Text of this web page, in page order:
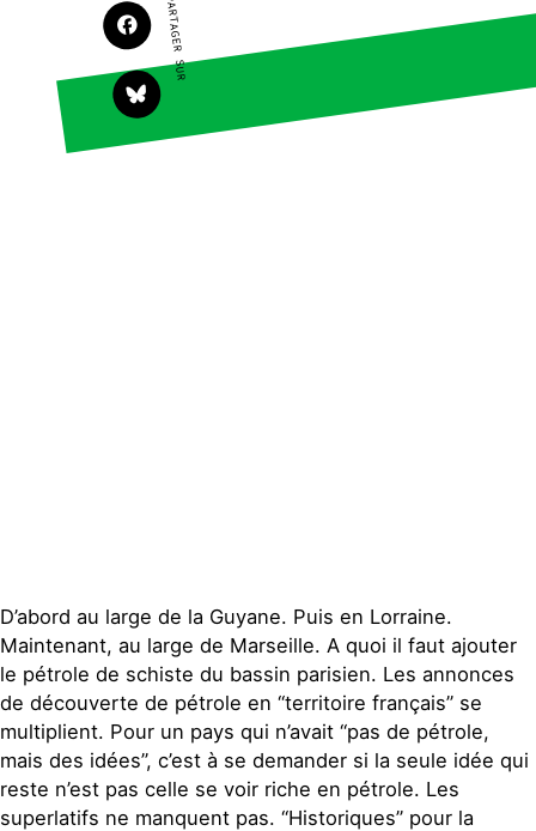
Agir au quotidien
Soutenir les
campagnes
Transmettre tout ou
partie de son
patrimoine
Agriculture
Multinationales
PARTAGER SUR
D’abord au large de la Guyane. Puis en Lorraine.
Maintenant, au large de Marseille. A quoi il faut ajouter
le pétrole de schiste du bassin parisien. Les annonces
de découverte de pétrole en “territoire français” se
multiplient. Pour un pays qui n’avait “pas de pétrole,
mais des idées”, c’est à se demander si la seule idée qui
reste n’est pas celle se voir riche en pétrole. Les
superlatifs ne manquent pas. “Historiques” pour la